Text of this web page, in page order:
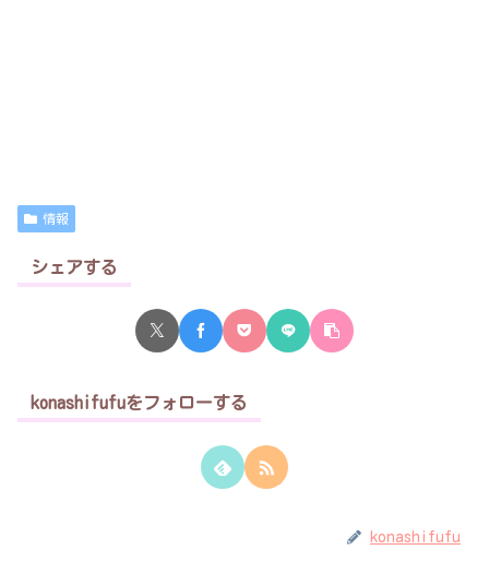
情報
シェアする
konashifufuをフォローする
konashifufu